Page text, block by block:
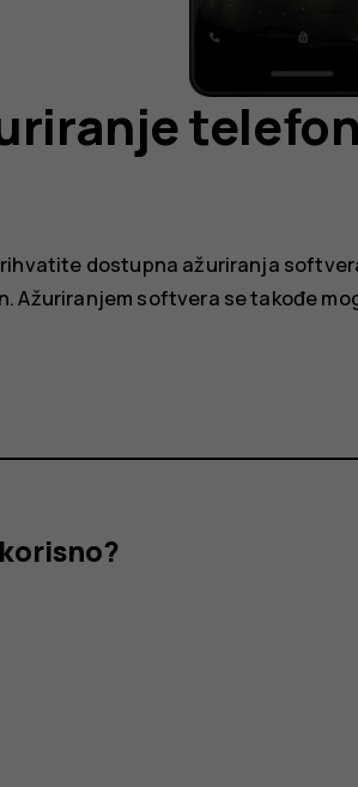
dostupna ažuriranja
Ažuriranjem softvera se takođe